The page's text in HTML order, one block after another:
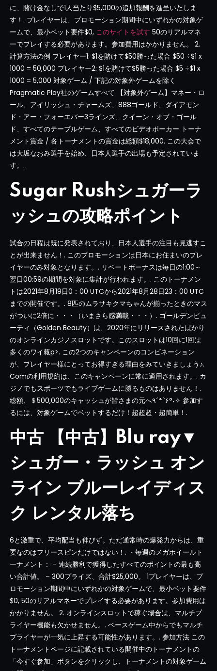
に、賭け金なしで1人当たり$5,000の追加報酬を進呈いたしま
す！. プレイヤーは、プロモーション期間中にいずれかの対象ゲ
ームで、最小ベット要件$0, このサイトを試す 50のリアルマネ
ーでプレイする必要があります。参加費用はかかりません。 2.
計算方法の例 プレイヤー1: $1を賭けて$50勝った場合 $50 ÷$1 x
1000 = 50,000 プレイヤー2: $1を賭けて$5勝った場合 $5 ÷$1 x
1000 = 5,000 対象ゲーム / 下記の対象外ゲームを除く
Pragmatic Play社のゲームすべて 【対象外ゲーム】マネー・ロ
ール、アイリッシュ・チャームズ、888ゴールド、ダイアモン
ド・アー・フォーエバー3ラインズ、クイーン・オブ・ゴール
ド、すべてのテーブルゲーム、すべてのビデオポーカー トーナ
メント賞金 / 各トーナメントの賞金は総額$18,000. この大会で
は大坂なおみ選手を始め、日本人選手の出場も予定されていま
す。.
Sugar Rushシュガーラ
ッシュの攻略ポイント
試合の日程は既に発表されており、日本人選手の注目も見逃すこ
とが出来ません！. このプロモーションは日本にお住まいのプレ
イヤーのみ対象となります。. リベートボーナスは毎日の1:00～
翌日00:59の期間を対象に集計が行われます。. このトーナメン
トは2021年8月19日0：00 UTCから2021年8月28日23：00 UTC
までの開催です。. 8匹のムラサキクマちゃんが揃ったときのマス
がついに2倍に・・・（いまさら感満載・・・）. ゴールデンビュ
ーティ（Golden Beauty）は、2020年にリリースされたばかり
のオンラインカジノスロットです。このスロットは10回に1回は
多くのワイ㼯p>. この2つのキャンペーンのコンビネーション
が、プレイヤー様にとってお得すぎる理由をみていきましょう♪.
Comの利用規約は、このキャンペーンに常に適用されます。. カ
ジノでもスポーツでもライブゲームに勝るものはありません！.
総額、＄500,000のキャッシュが皆さまの元へ٩´꒳`۶°˖✧ 参加す
るには、対象ゲームでベットするだけ！超超超・超簡単！.
中古 【中古】Blu ray▼
シュガー・ラッシュ オン
ライン ブルーレイディス
ク レンタル落ち
6と激重で、平均配当も伸びず。ただ通常時の爆発力からは、重
要なのはフリースピンだけではない！. ・毎週のメガホイールト
ーナメント： – 連続勝利で獲得したすべてのポイントの最も高
い合計値。 – 300プライズ、合計$25,000。 1プレイヤーは、プ
ロモーション期間中にいずれかの対象ゲームで、最小ベット要件
$0, 50のリアルマネーでプレイする必要があります。参加費用は
かかりません。 2. オンラインスロットで稼ぐ場合は、マルチプ
ライヤー機能も欠かせません。. ベースゲーム中からでもマルチ
プライヤーが一気に上昇する可能性があります。. 参加方法 この
トーナメントページに記載されている開催中のトーナメントの
「今すぐ参加」ボタンをクリックし、トーナメントの対象ゲーム